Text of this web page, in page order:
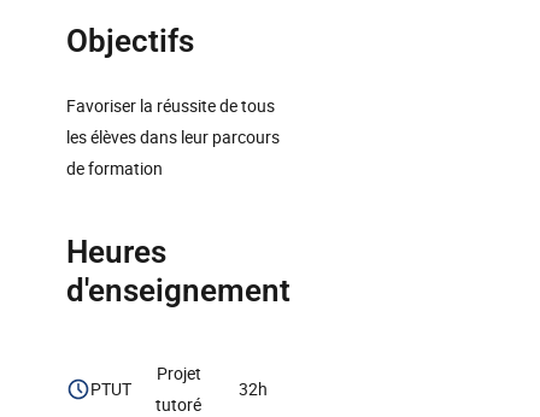
Objectifs
Favoriser la réussite de tous
les élèves dans leur parcours
de formation
Heures
d'enseignement
PTUT
Projet
tutoré
32h